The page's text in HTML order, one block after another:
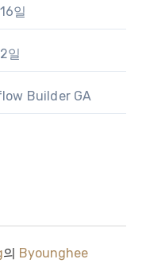
일
일
Builder GA
의 Byounghee